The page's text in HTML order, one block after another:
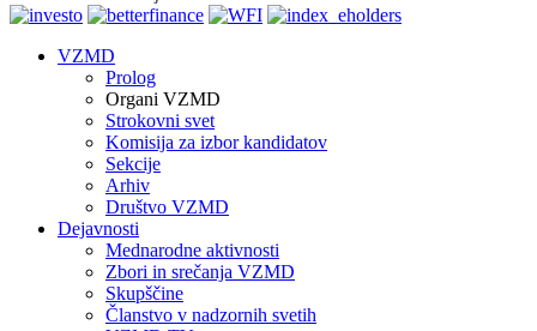
VZMD
Prolog
Organi VZMD
Strokovni svet
Komisija za izbor kandidatov
Sekcije
Arhiv
Društvo VZMD
Dejavnosti
Mednarodne aktivnosti
Zbori in srečanja VZMD
Skupščine
Članstvo v nadzornih svetih